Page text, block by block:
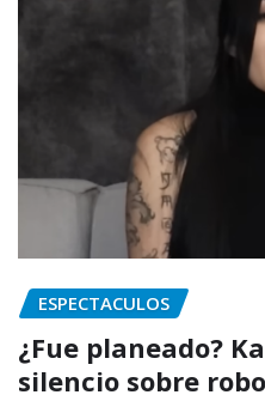
ESPECTACULOS
¿Fue planeado?
silencio sobre